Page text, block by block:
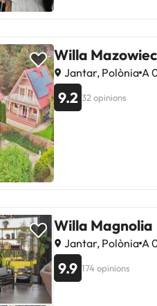
Willa
Jantar, Polònia A
9.2 32 opinions
Willa Magnolia
Jantar, Polònia A
9.9 174 opinions